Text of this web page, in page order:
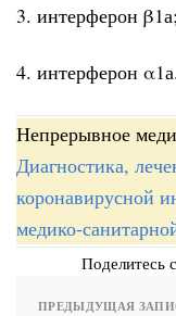
3. интерферон β1а;
4. интерферон α1а.
Непрерывное
Диагностика,
коронавирусной
медико-
Поделитесь
ПРЕДЫДУЩАЯ